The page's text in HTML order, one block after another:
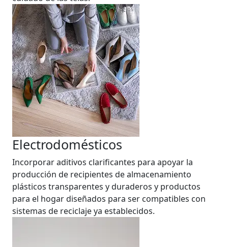
Electrodomésticos
Incorporar aditivos clarificantes para apoyar la
producción de recipientes de almacenamiento
plásticos transparentes y duraderos y productos
para el hogar diseñados para ser compatibles con
sistemas de reciclaje ya establecidos.